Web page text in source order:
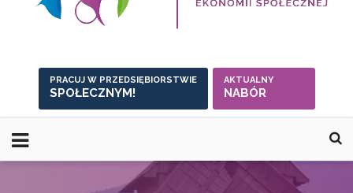
PRACUJ W PRZEDSIĘBIORSTWIE
SPOŁECZNYM!
AKTUALNY
NABÓR